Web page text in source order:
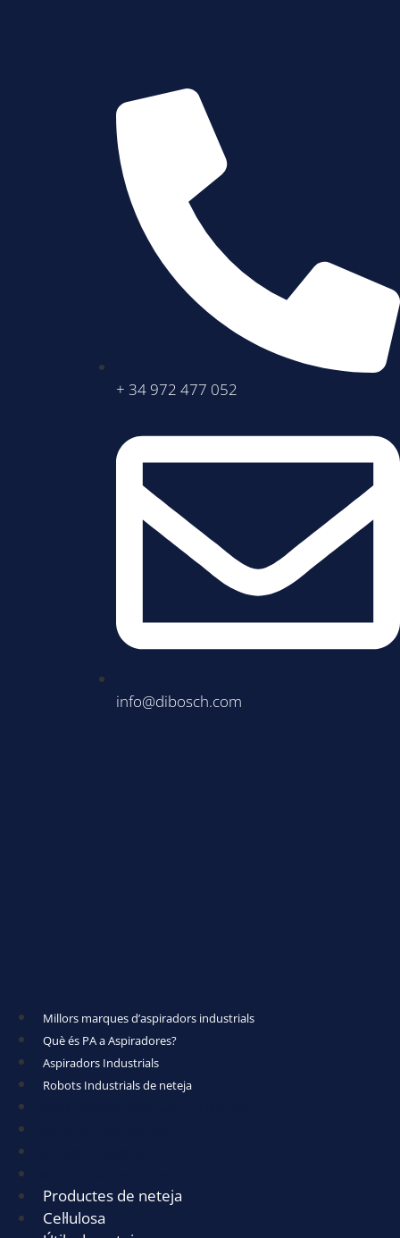
+ 34 972 477 052
info@dibosch.com
Millors marques d’aspiradors industrials
Què és PA a Aspiradores?
Aspiradors Industrials
Robots Industrials de neteja
Productes de neteja
Cel·lulosa